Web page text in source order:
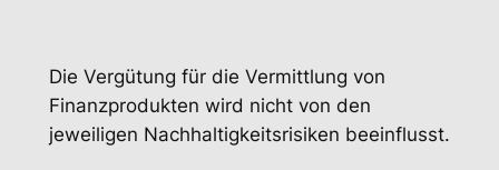
Die Vergütung für die Vermittlung von
Finanzprodukten wird nicht von den
jeweiligen Nachhaltigkeitsrisiken beeinflusst.